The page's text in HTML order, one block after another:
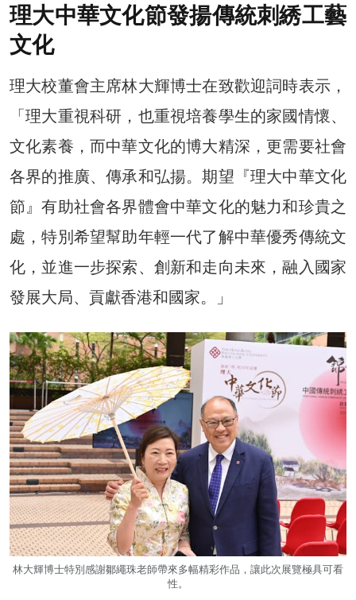
理大中華文化節發揚傳統刺綉工藝
文化
理大校董會主席林大輝博士在致歡迎詞時表示，
「理大重視科研，也重視培養學生的家國情懷、
文化素養，而中華文化的博大精深，更需要社會
各界的推廣、傳承和弘揚。期望『理大中華文化
節』有助社會各界體會中華文化的魅力和珍貴之
處，特別希望幫助年輕一代了解中華優秀傳統文
化，並進一步探索、創新和走向未來，融入國家
發展大局、貢獻香港和國家。」
林大輝博士特別感謝鄒繩珠老師帶來多幅精彩作品，讓此次展覽極具可看
性。